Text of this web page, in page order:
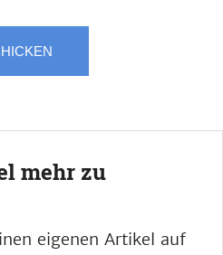
mehr zu
eigenen Artikel auf